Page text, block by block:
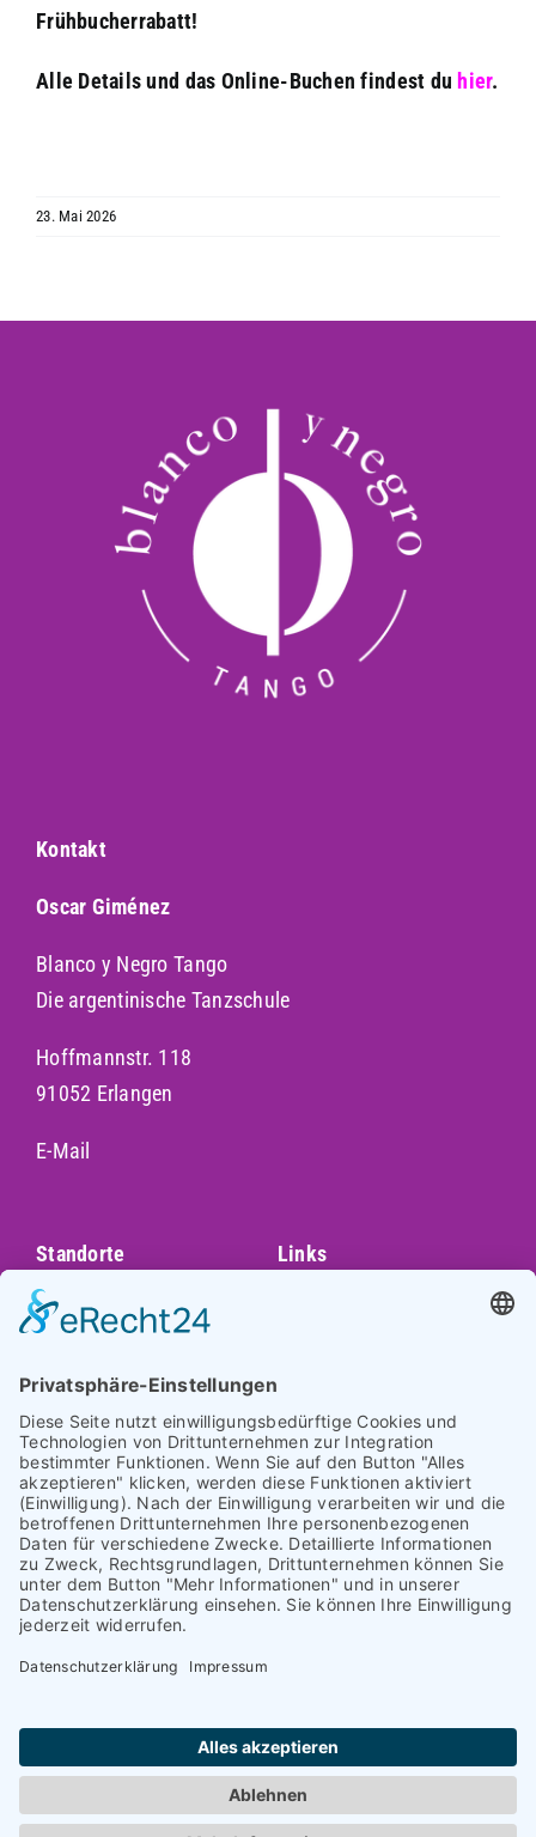
Frühbucherrabatt!
Alle Details und das Online-Buchen findest du hier.
23. Mai 2026
Kontakt
Oscar Giménez
Blanco y Negro Tango
Die argentinische Tanzschule
Hoffmannstr. 118
91052 Erlangen
E-Mail
Standorte
Augsburg
Darmstadt
Frankfurt
Heidelberg
Hofheim am
Taunus
Mannheim
München
Nürnberg
Regensburg
Links
Impressum
Datenschutz
Cookie-Einstellungen